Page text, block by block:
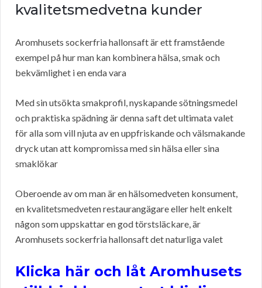
kvalitetsmedvetna kunder
Aromhusets sockerfria hallonsaft är ett framstående
exempel på hur man kan kombinera hälsa, smak och
bekvämlighet i en enda vara
Med sin utsökta smakprofil, nyskapande sötningsmedel
och praktiska spädning är denna saft det ultimata valet
för alla som vill njuta av en uppfriskande och välsmakande
dryck utan att kompromissa med sin hälsa eller sina
smaklökar
Oberoende av om man är en hälsomedveten konsument,
en kvalitetsmedveten restaurangägare eller helt enkelt
någon som uppskattar en god törstsläckare, är
Aromhusets sockerfria hallonsaft det naturliga valet
Klicka här och låt Aromhusets